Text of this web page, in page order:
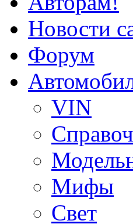
Новости
Форум
VIN
Мифы
Свет